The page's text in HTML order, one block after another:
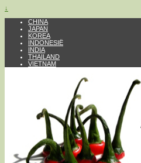
↓
CHINA
JAPAN
KOREA
INDONESIË
INDIA
THAILAND
VIETNAM